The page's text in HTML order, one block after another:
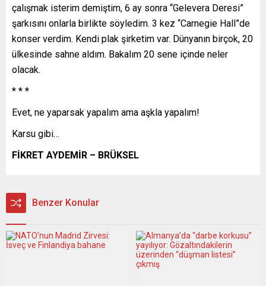
çalışmak isterim demiştim, 6 ay sonra “Gelevera Deresi”
şarkısını onlarla birlikte söyledim. 3 kez “Carnegie Hall”de
konser verdim. Kendi plak şirketim var. Dünyanın birçok, 20
ülkesinde sahne aldım. Bakalım 20 sene içinde neler
olacak.
* * *
Evet, ne yaparsak yapalım ama aşkla yapalım!
Karsu gibi…
FİKRET AYDEMİR – BRÜKSEL
Benzer Konular